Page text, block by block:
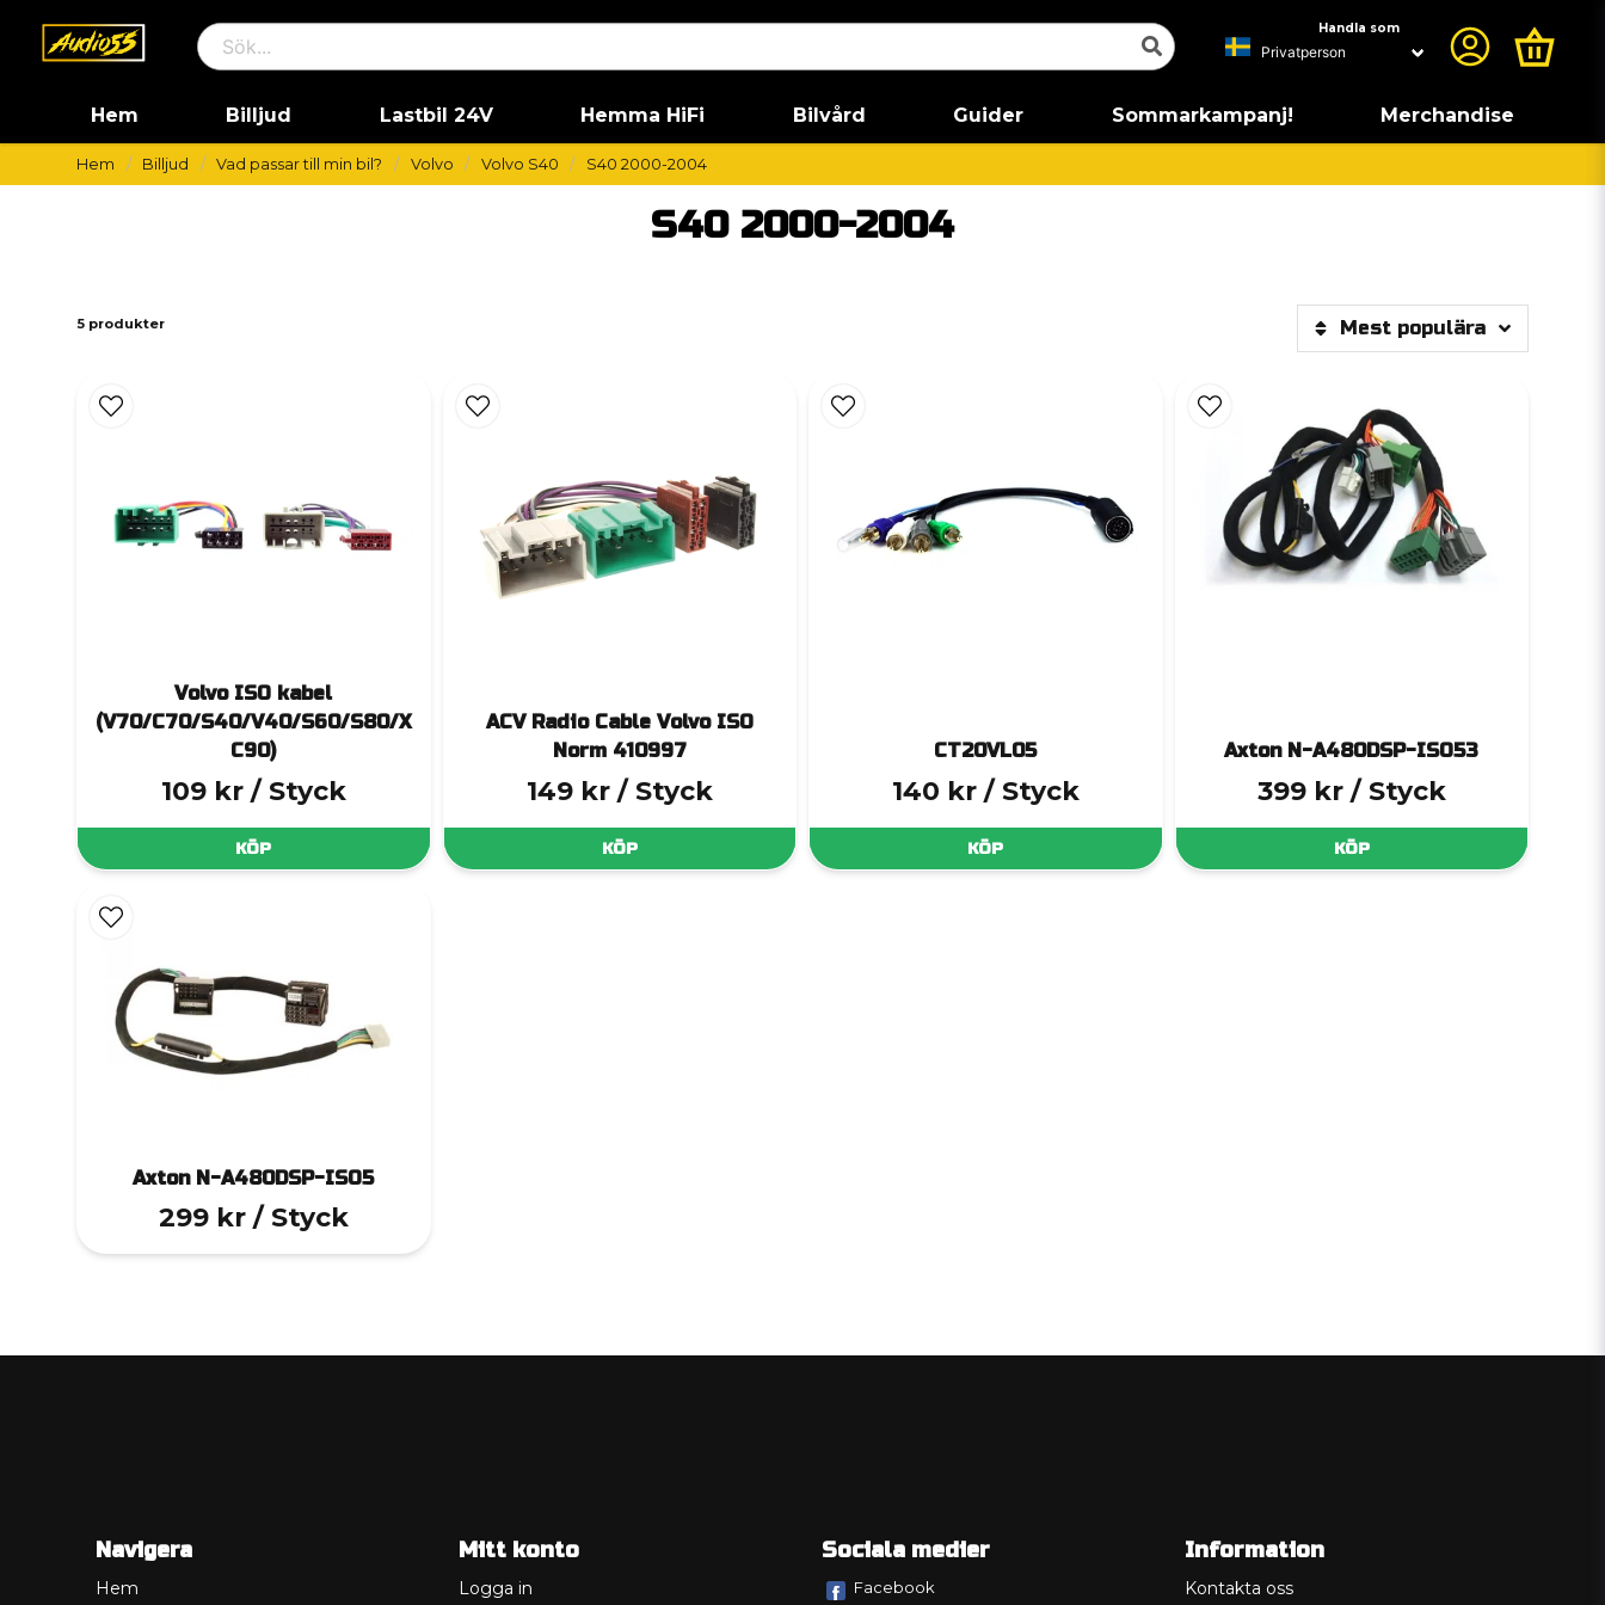
Handla som
Hem Billjud Lastbil 24V Hemma HiFi Bilvård Guider Sommarkampanj! Merchandise
Hem Billjud Vad passar till min bil? Volvo Volvo S40 S40 2000-2004
S40 2000-2004
5 produkter Mest populära
Volvo ISO kabel
(V70/C70/S40/V40/S60/S80/X
C90)
109 kr / Styck
KÖP
ACV Radio Cable Volvo ISO
Norm 410997
149 kr / Styck
KÖP
CT20VL05
140 kr / Styck
KÖP
Axton N-A480DSP-ISO53
399 kr / Styck
KÖP
Axton N-A480DSP-ISO5
299 kr / Styck
Navigera
Hem
Mitt konto
Logga in
Sociala medier
Facebook
Information
Kontakta oss